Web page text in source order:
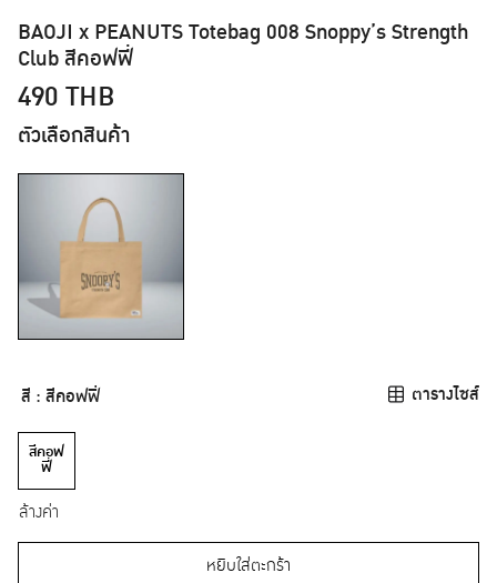
BAOJI x PEANUTS Totebag 008 Snoppy’s Strength
Club สีคอฟฟี่
490 THB
ตัวเลือกสินค้า
สี : สีคอฟฟี่
สีคอฟ
ฟี่
ล้างค่า
ตารางไซส์
หยิบใส่ตะกร้า